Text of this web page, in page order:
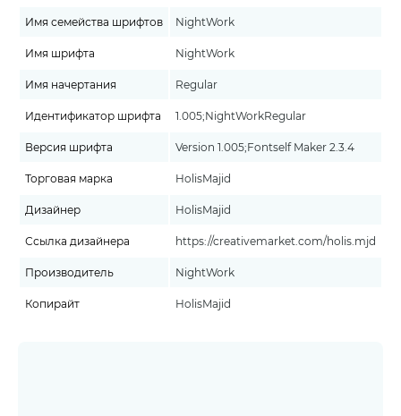
Имя семейства шрифтов NightWork
Имя шрифта NightWork
Имя начертания Regular
Идентификатор шрифта 1.005;NightWorkRegular
Версия шрифта Version 1.005;Fontself Maker 2.3.4
Торговая марка HolisMajid
Дизайнер HolisMajid
Ссылка дизайнера https://creativemarket.com/holis.mjd
Производитель NightWork
Копирайт HolisMajid